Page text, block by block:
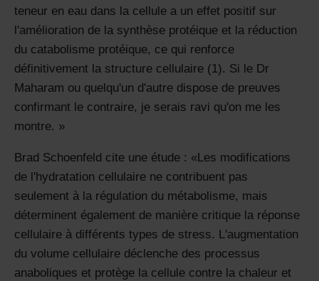
teneur en eau dans la cellule a un effet positif sur
l'amélioration de la synthèse protéique et la réduction
du catabolisme protéique, ce qui renforce
définitivement la structure cellulaire (1). Si le Dr
Maharam ou quelqu'un d'autre dispose de preuves
confirmant le contraire, je serais ravi qu'on me les
montre.
Brad Schoenfeld cite une étude :
Les modifications
de l'hydratation cellulaire ne contribuent pas
seulement à la régulation du métabolisme, mais
déterminent également de manière critique la réponse
cellulaire à différents types de stress. L'augmentation
du volume cellulaire déclenche des processus
anaboliques et protège la cellule contre la chaleur et